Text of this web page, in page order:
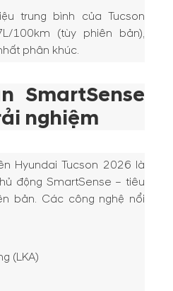
trung bình của Tucson
100km (tùy phiên bản),
phân khúc.
SmartSense
nghiệm
Hyundai Tucson 2026 là
động SmartSense – tiêu
bản. Các công nghệ nổi
(LKA)